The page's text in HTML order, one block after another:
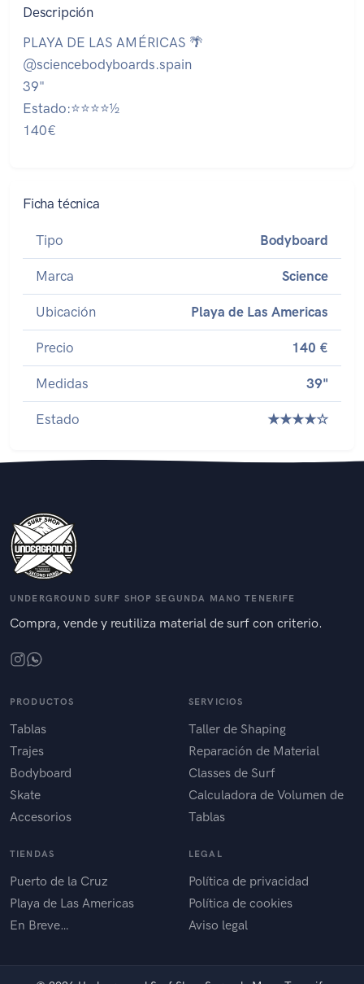
Descripción
PLAYA DE LAS AMÉRICAS 🌴
@sciencebodyboards.spain
39"
Estado:⭐⭐⭐⭐½
140€
Ficha técnica
Tipo Bodyboard
Marca Science
Ubicación Playa de Las Americas
Precio 140 €
Medidas 39"
Estado ★★★★☆
UNDERGROUND SURF SHOP SEGUNDA MANO TENERIFE
Compra, vende y reutiliza material de surf con criterio.
PRODUCTOS
Tablas
Trajes
Bodyboard
Skate
Accesorios
SERVICIOS
Taller de Shaping
Reparación de Material
Classes de Surf
Calculadora de Volumen de
Tablas
TIENDAS
Puerto de la Cruz
Playa de Las Americas
En Breve…
LEGAL
Política de privacidad
Política de cookies
Aviso legal